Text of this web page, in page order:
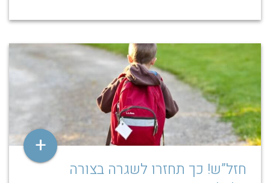
+
חזל”ש! כך תחזרו לשגרה בצורה